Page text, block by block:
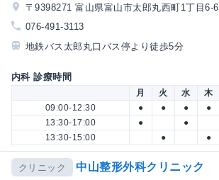
〒9398271 富山県富山市太郎丸西町1丁目6-6
076-491-3113
地鉄バス太郎丸口バス停より徒歩5分
内科 診療時間
月 火 水 木
09:00-12:30
● ● ● ●
13:30-17:00
● ●
13:30-15:00
● ●
クリニック 中山整形外科クリニック